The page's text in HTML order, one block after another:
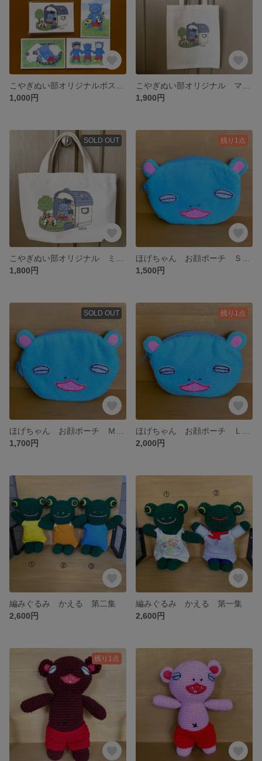
1,000円
1,900円
SOLD OUT
1,800円
残り1点
1,500円
SOLD OUT
1,700円
残り1点
2,000円
編みぐるみ かえる 第二集
2,600円
編みぐるみ かえる 第一集
2,600円
残り1点